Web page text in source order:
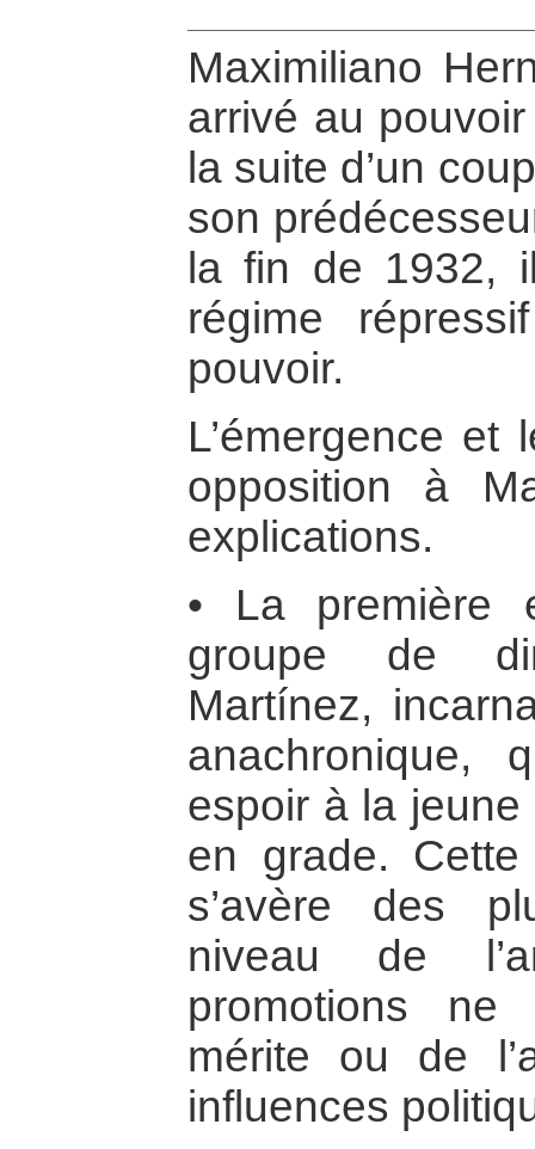
Maximiliano
arrivé au
la suite d’un
son
la fin de 1932,
régime
pouvoir.
L’émergence et
opposition à
explications.
• La première
groupe de
Martínez,
anachronique,
espoir à la
en grade.
s’avère des
niveau de
promotions
mérite ou de
influences